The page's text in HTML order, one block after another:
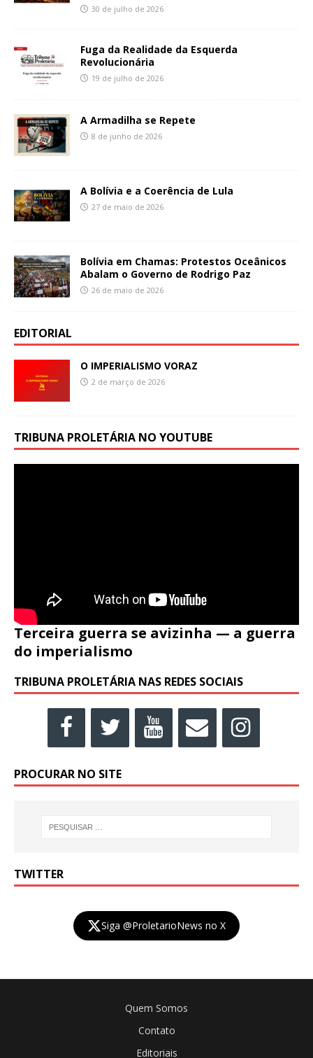
30 de julho de 2026
Fuga da Realidade da Esquerda
Revolucionária
19 de julho de 2026
A Armadilha se Repete
8 de junho de 2026
A Bolívia e a Coerência de Lula
27 de maio de 2026
Bolívia em Chamas: Protestos Oceânicos
Abalam o Governo de Rodrigo Paz
26 de maio de 2026
EDITORIAL
O IMPERIALISMO VORAZ
2 de março de 2026
TRIBUNA PROLETÁRIA NO YOUTUBE
Terceira guerra se avizinha — a guerra
do imperialismo
TRIBUNA PROLETÁRIA NAS REDES SOCIAIS
PROCURAR NO SITE
TWITTER
Siga @ProletarioNews no X
Quem Somos
Contato
Editoriais